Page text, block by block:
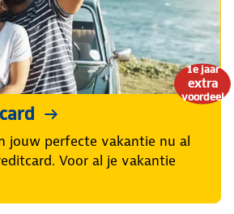
1e jaar
extra
voordeel
jouw perfecte vakantie nu al
Voor al je vakantie